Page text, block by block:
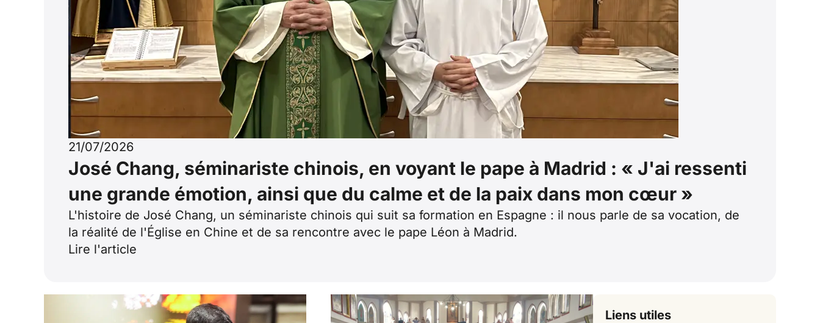
21/07/2026
José Chang, séminariste chinois, en voyant le pape à Madrid : « J'ai ressenti
une grande émotion, ainsi que du calme et de la paix dans mon cœur »
L'histoire de José Chang, un séminariste chinois qui suit sa formation en Espagne : il nous parle de sa vocation, de
la réalité de l'Église en Chine et de sa rencontre avec le pape Léon à Madrid.
Lire l'article
Liens utiles